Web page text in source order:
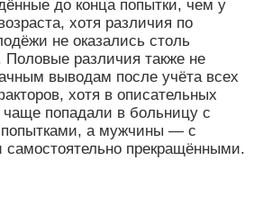
до конца попытки, чем у
хотя различия по
не оказались столь
различия также не
выводам после учёта всех
хотя в описательных
попадали в больницу с
а мужчины — с
прекращёнными.